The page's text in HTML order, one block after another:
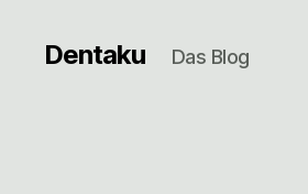
Dentaku Das Blog